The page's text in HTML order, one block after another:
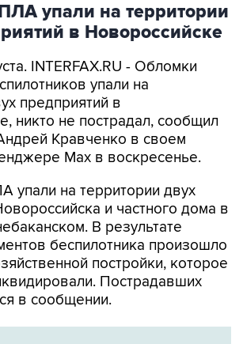
упали на территории
в Новороссийске
INTERFAX.RU - Обломки
упали на
предприятий в
никто не пострадал, сообщил
Кравченко в своем
Max в воскресенье.
упали на территории двух
и частного дома в
В результате
беспилотника произошло
постройки, которое
Пострадавших
в сообщении.